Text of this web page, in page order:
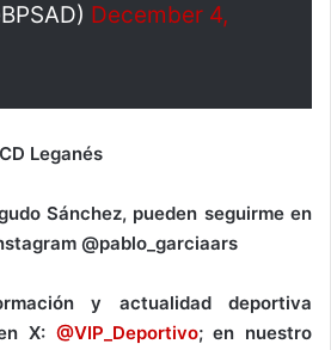
December 4,
Leganés
Sánchez, pueden seguirme en
@pablo_garciaars
y actualidad deportiva
X: @VIP_Deportivo; en nuestro